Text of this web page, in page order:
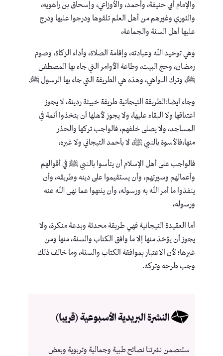
والإمام أبي حنيفة، وأحمد، والأوزاعي، وإسحاق بن راهويه،
والثوري وغيرهم من أهل العلم تلقوها ودرجوا عليها ودرج
عليها أهل السنة والجماعة،
وهي توحيد الله وعبادته، وإقامة الصلاة، وأداء الزكاة، وصوم
رمضان، وحج البيت، وطاعة الأوامر التي جاء بها المصطفى
ﷺ، وترك النواهي، وهذه هي الطريقة التي جاء بها الرسول ﷺ.
وجاء ايضا:الطريقة التيجانية طريقة خبيثة رديئة، لا يجوز
اعتناقها ولا البقاء عليها، ولا يجوز لأهلها أن يتخذوا أئمة في
المساجد، ولا يصلى خلفهم، فالواجب تركها والحذر
منها،فالأسوة بالنبي ﷺ، لا بأحمد التيجاني ولا غيره،
فالواجب على أهل الإسلام أن يتأسوا بالنبي ﷺ في أقوالهم
وأعمالهم وسيرتهم، وأن يستقيموا على دينه وطريقه، وأن
ينفذوا ما أمر الله به ورسوله، وأن ينتهوا عما نهى الله عنه
ورسوله،
أما العقيدة التيجانية فهي طريقة محدثة وبدعة منكرة، ولا
يجوز أن يؤخذ منها إلا ما وافق الكتاب والسنة، منها ومن
غيرها؛ لأن الاعتبار بموافقة الكتاب والسنة، وما خالف ذلك
وجب طرحه وتركه.
النشرة البريدية الأسبوعية (قريبا)
ستتصمن نشرتنا نصائح طبية وجمالية وتربوية وبعض